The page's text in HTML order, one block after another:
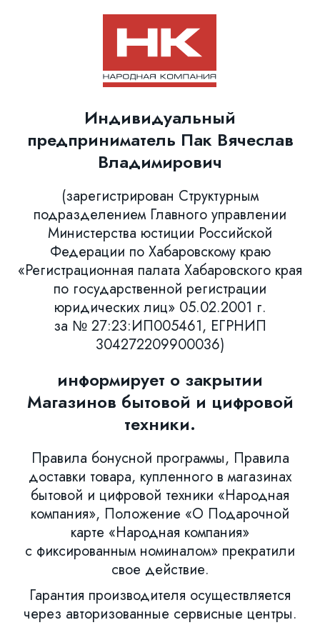
Индивидуальный
предприниматель Пак Вячеслав
Владимирович
(зарегистрирован Структурным
подразделением Главного управлении
Министерства юстиции Российской
Федерации по Хабаровскому краю
«Регистрационная палата Хабаровского края
по государственной регистрации
юридических лиц» 05.02.2001 г.
за № 27:23:ИП005461, ЕГРНИП
304272209900036)
информирует о закрытии
Магазинов бытовой и цифровой
техники.
Правила бонусной программы, Правила
доставки товара, купленного в магазинах
бытовой и цифровой техники «Народная
компания», Положение «О Подарочной
карте «Народная компания»
с фиксированным номиналом» прекратили
свое действие.
Гарантия производителя осуществляется
через авторизованные сервисные центры.